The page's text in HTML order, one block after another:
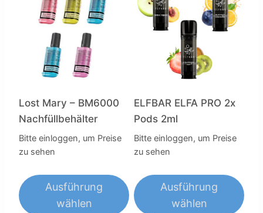
mehrere
Varianten
Optionen
auf
der
Produktseite
gewählt
Lost Mary – BM6000
Nachfüllbehälter
Bitte einloggen, um Preise
zu sehen
Ausführung
wählen
ELFBAR ELFA PRO 2x
Pods 2ml
Bitte einloggen, um Preise
zu sehen
Ausführung
wählen